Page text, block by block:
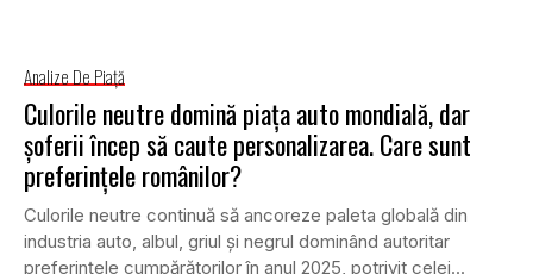
Analize De Piață
Culorile neutre domină piața auto mondială, dar
șoferii încep să caute personalizarea. Care sunt
preferințele românilor?
Culorile neutre continuă să ancoreze paleta globală din
industria auto, albul, griul și negrul dominând autoritar
preferințele cumpărătorilor în anul 2025, potrivit celei...